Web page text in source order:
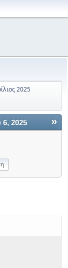
2025
»
6, 2025